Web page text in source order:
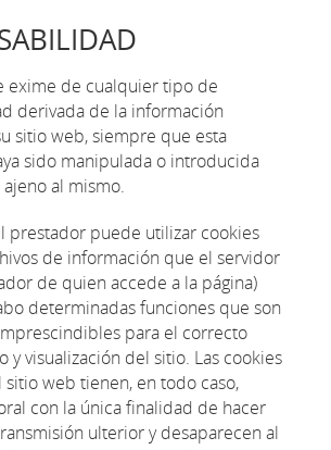
exime de cualquier tipo de
derivada de la información
sitio web, siempre que esta
sido manipulada o introducida
al mismo.
prestador puede utilizar cookies
de información que el servidor
de quien accede a la página)
determinadas funciones que son
para el correcto
y visualización del sitio. Las cookies
sitio web tienen, en todo caso,
con la única finalidad de hacer
ulterior y desaparecen al